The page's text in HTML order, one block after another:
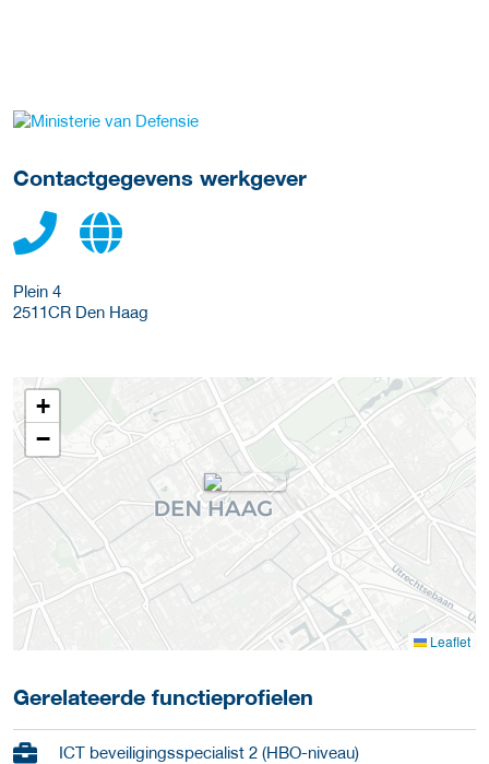
Meer werkgever details
Contactgegevens werkgever
Plein 4
2511CR Den Haag
+
−
Leaflet
Gerelateerde functieprofielen
ICT beveiligingsspecialist 2 (HBO-niveau)